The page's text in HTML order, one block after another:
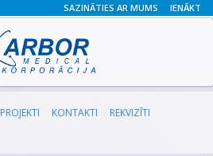
IENĀKT
SAZINĀTIES AR MUMS
PROJEKTI KONTAKTI
REKVIZĪTI